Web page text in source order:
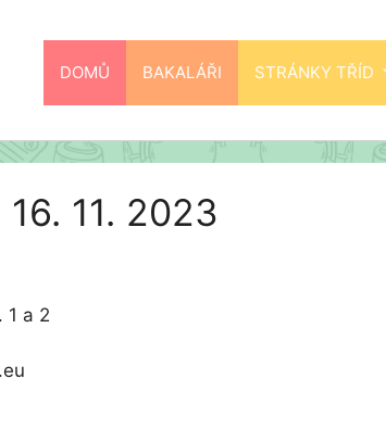
DOMŮ BAKALÁŘI STRÁNKY TŘÍD
11. 2023
1 a 2